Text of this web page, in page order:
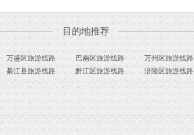
目的地推荐
万盛区旅游线路 巴南区旅游线路 万州区旅游线路
綦江县旅游线路 黔江区旅游线路 涪陵区旅游线路